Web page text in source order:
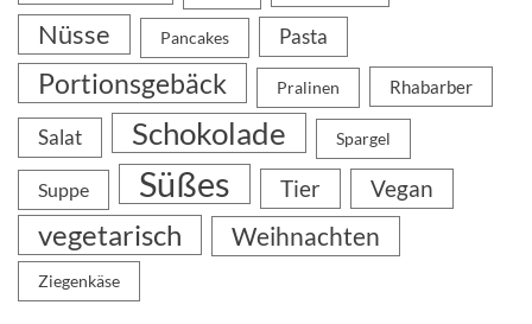
Nüsse Pancakes Pasta
Portionsgebäck Pralinen Rhabarber
Salat Schokolade Spargel
Suppe Süßes Tier Vegan
vegetarisch Weihnachten
Ziegenkäse